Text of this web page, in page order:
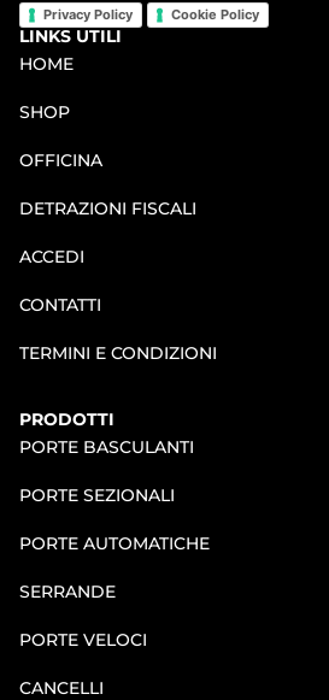
Privacy Policy Cookie Policy
LINKS UTILI
HOME
SHOP
OFFICINA
DETRAZIONI FISCALI
ACCEDI
CONTATTI
TERMINI E CONDIZIONI
PRODOTTI
PORTE BASCULANTI
PORTE SEZIONALI
PORTE AUTOMATICHE
SERRANDE
PORTE VELOCI
CANCELLI